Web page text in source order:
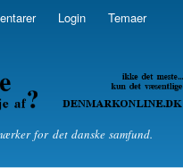
Login Temaer
om politik
for det danske samfund.